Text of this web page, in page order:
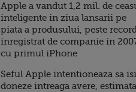
Apple a vandut 1,2 mil. de
inteligente in ziua lansarii pe
piata a produsului, peste
inregistrat de companie in
cu primul iPhone
Seful Apple intentioneaza sa isi
doneze intreaga avere,